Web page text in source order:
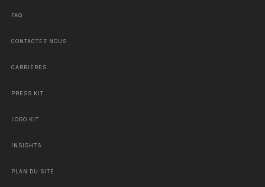
FAQ
CONTACTEZ NOUS
CARRIÈRES
PRESS KIT
LOGO KIT
INSIGHTS
PLAN DU SITE